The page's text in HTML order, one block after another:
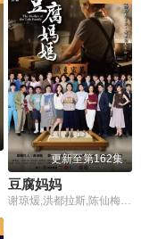
更新至第162集
豆腐妈妈
谢琼煖,洪都拉斯,陈仙梅,蓝苇华,苏晏霈,曾智希,曾子益,陈志强,郭忠祐,李之勤,潘奕如,范瑞君,王耿豪,吴铃山,张倩,李运庆,罗子惟,宫美乐,王晴,于浩威,马国毕,张世贤,徐千京,黄子玲,黄靖雅,李佩怡,吴政澔,黄尚禾,吴皓升